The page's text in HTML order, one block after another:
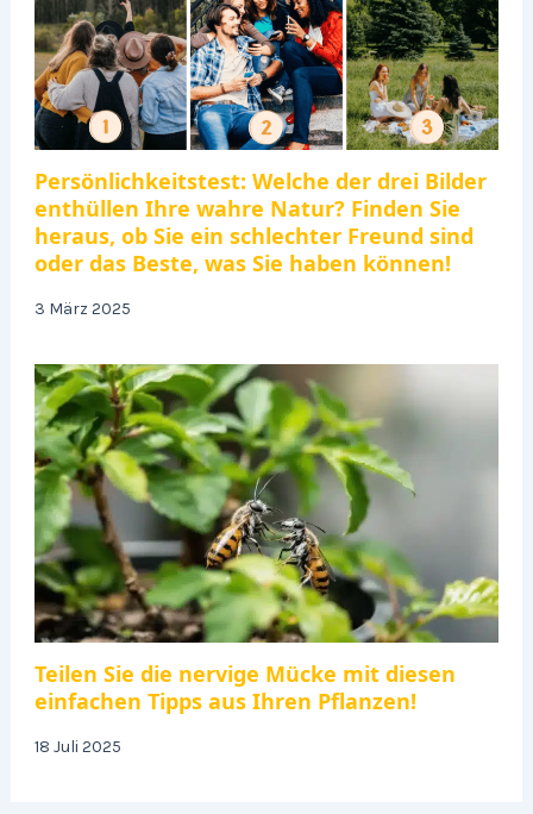
Persönlichkeitstest: Welche der drei Bilder
enthüllen Ihre wahre Natur? Finden Sie
heraus, ob Sie ein schlechter Freund sind
oder das Beste, was Sie haben können!
3 März 2025
Teilen Sie die nervige Mücke mit diesen
einfachen Tipps aus Ihren Pflanzen!
18 Juli 2025